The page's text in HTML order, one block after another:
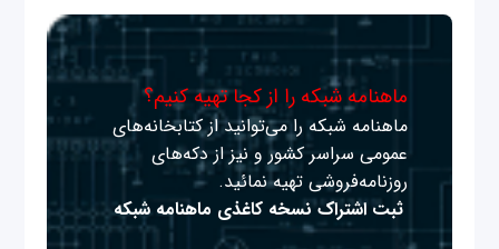
ماهنامه شبکه را از کجا تهیه کنیم؟
ماهنامه شبکه را می‌توانید از کتابخانه‌های
عمومی سراسر کشور و نیز از دکه‌های
روزنامه‌فروشی تهیه نمائید.
ثبت اشتراک نسخه کاغذی ماهنامه شبکه